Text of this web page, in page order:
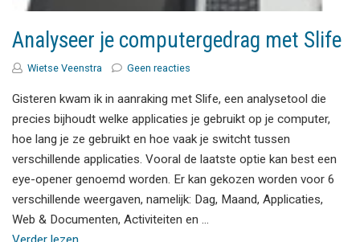
Analyseer je computergedrag met Slife
Wietse Veenstra Geen reacties
Gisteren kwam ik in aanraking met Slife, een analysetool die
precies bijhoudt welke applicaties je gebruikt op je computer,
hoe lang je ze gebruikt en hoe vaak je switcht tussen
verschillende applicaties. Vooral de laatste optie kan best een
eye-opener genoemd worden. Er kan gekozen worden voor 6
verschillende weergaven, namelijk: Dag, Maand, Applicaties,
Web & Documenten, Activiteiten en …